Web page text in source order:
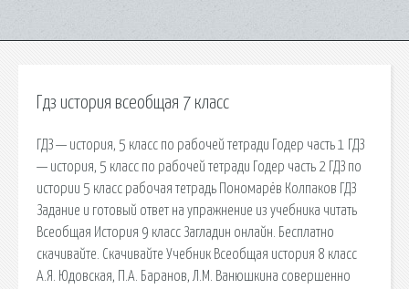
Гдз история всеобщая 7 класс
ГДЗ — история, 5 класс по рабочей тетради Годер часть 1 ГДЗ
— история, 5 класс по рабочей тетради Годер часть 2 ГДЗ по
истории 5 класс рабочая тетрадь Пономарёв Колпаков ГДЗ
Задание и готовый ответ на упражнение из учебника читать
Всеобщая История 9 класс Загладин онлайн. Бесплатно
скачивайте. Скачивайте Учебник Всеобщая история 8 класс
А.Я. Юдовская, П.А. Баранов, Л.М. Ванюшкина совершенно